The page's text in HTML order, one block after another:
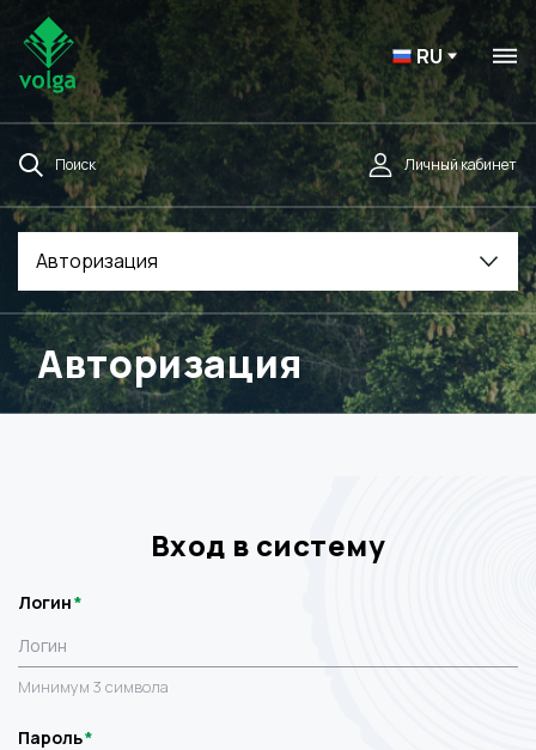
RU
Поиск Личный кабинет
Авторизация
Авторизация
Вход в систему
Логин
Минимум 3 символа
Пароль